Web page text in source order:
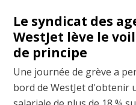
Le syndicat des
WestJet lève le
de principe
Une journée de grève a
bord de WestJet d'obtenir